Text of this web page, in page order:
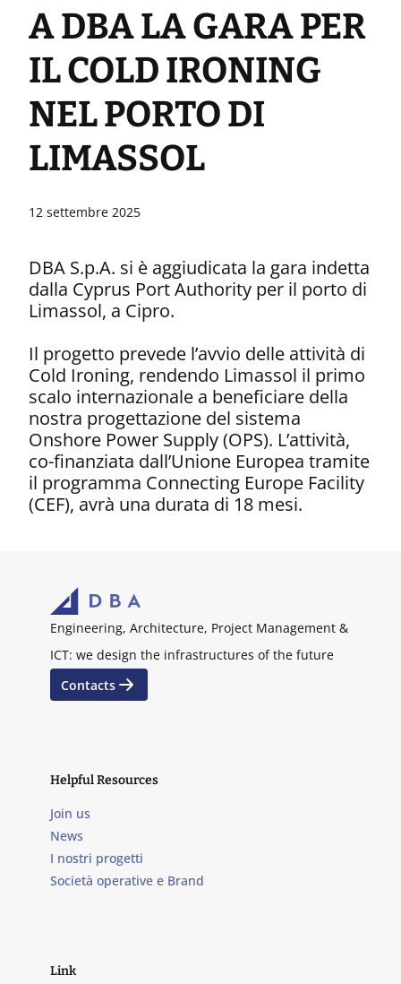
Digital Systems
A DBA LA GARA PER
IL COLD IRONING
NEL PORTO DI
LIMASSOL
12 settembre 2025
DBA S.p.A. si è aggiudicata la gara indetta
dalla Cyprus Port Authority per il porto di
Limassol, a Cipro.
Il progetto prevede l’avvio delle attività di
Cold Ironing, rendendo Limassol il primo
scalo internazionale a beneficiare della
nostra progettazione del sistema
Onshore Power Supply (OPS). L’attività,
co-finanziata dall’Unione Europea tramite
il programma Connecting Europe Facility
(CEF), avrà una durata di 18 mesi.
Engineering, Architecture, Project Management &
ICT: we design the infrastructures of the future
Contacts
Helpful Resources
Join us
News
I nostri progetti
Società operative e Brand
Link